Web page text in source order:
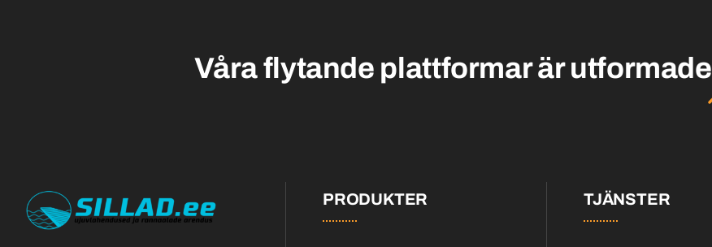
Våra flytande plattformar är utformade
PRODUKTER TJÄNSTER